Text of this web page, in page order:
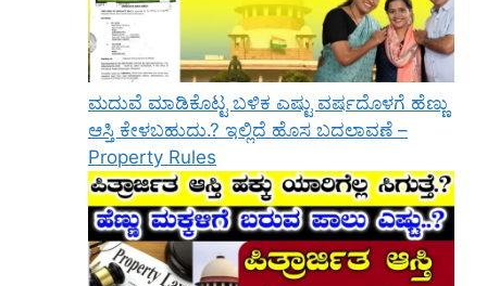
ಮದುವೆ ಮಾಡಿಕೊಟ್ಟ ಬಳಿಕ ಎಷ್ಟು ವರ್ಷದೊಳಗೆ ಹೆಣ್ಣು
ಆಸ್ತಿ ಕೇಳಬಹುದು.? ಇಲ್ಲಿದೆ ಹೊಸ ಬದಲಾವಣೆ –
Property Rules